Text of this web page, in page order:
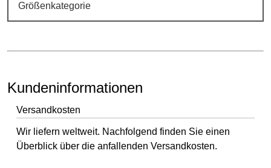
Größenkategorie
Kundeninformationen
Versandkosten
Wir liefern weltweit. Nachfolgend finden Sie einen
Überblick über die anfallenden Versandkosten.